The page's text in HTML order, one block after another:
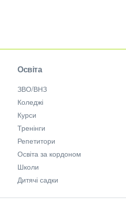
Освіта
ЗВО/ВНЗ
Коледжі
Курси
Тренінги
Репетитори
Освіта за кордоном
Школи
Дитячі садки